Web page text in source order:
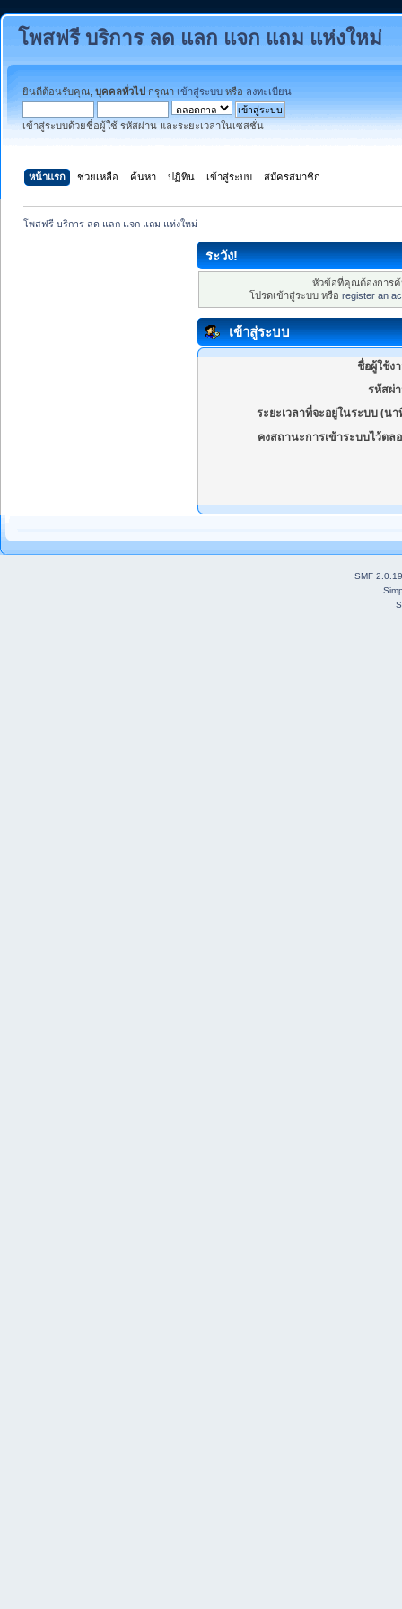
โพสฟรี บริการ ลด แลก แจก แถม แห่งใหม่
ยินดีต้อนรับคุณ, บุคคลทั่วไป กรุณา เข้าสู่ระบบ หรือ ลงทะเบียน
เข้าสู่ระบบด้วยชื่อผู้ใช้ รหัสผ่าน และระยะเวลาในเซสชั่น
หน้าแรก ช่วยเหลือ ค้นหา ปฏิทิน เข้าสู่ระบบ สมัครสมาชิก
โพสฟรี บริการ ลด แลก แจก แถม แห่งใหม่
ระวัง!
หัวข้อที่คุณต้องการ
โปรดเข้าสู่ระบบ หรือ register an
เข้าสู่ระบบ
ชื่อผู้ใช้ง
รหัสผ่
ระยะเวลาที่จะอยู่ในระบบ (นา
คงสถานะการเข้าระบบไว้ตล
SMF 2.0.19